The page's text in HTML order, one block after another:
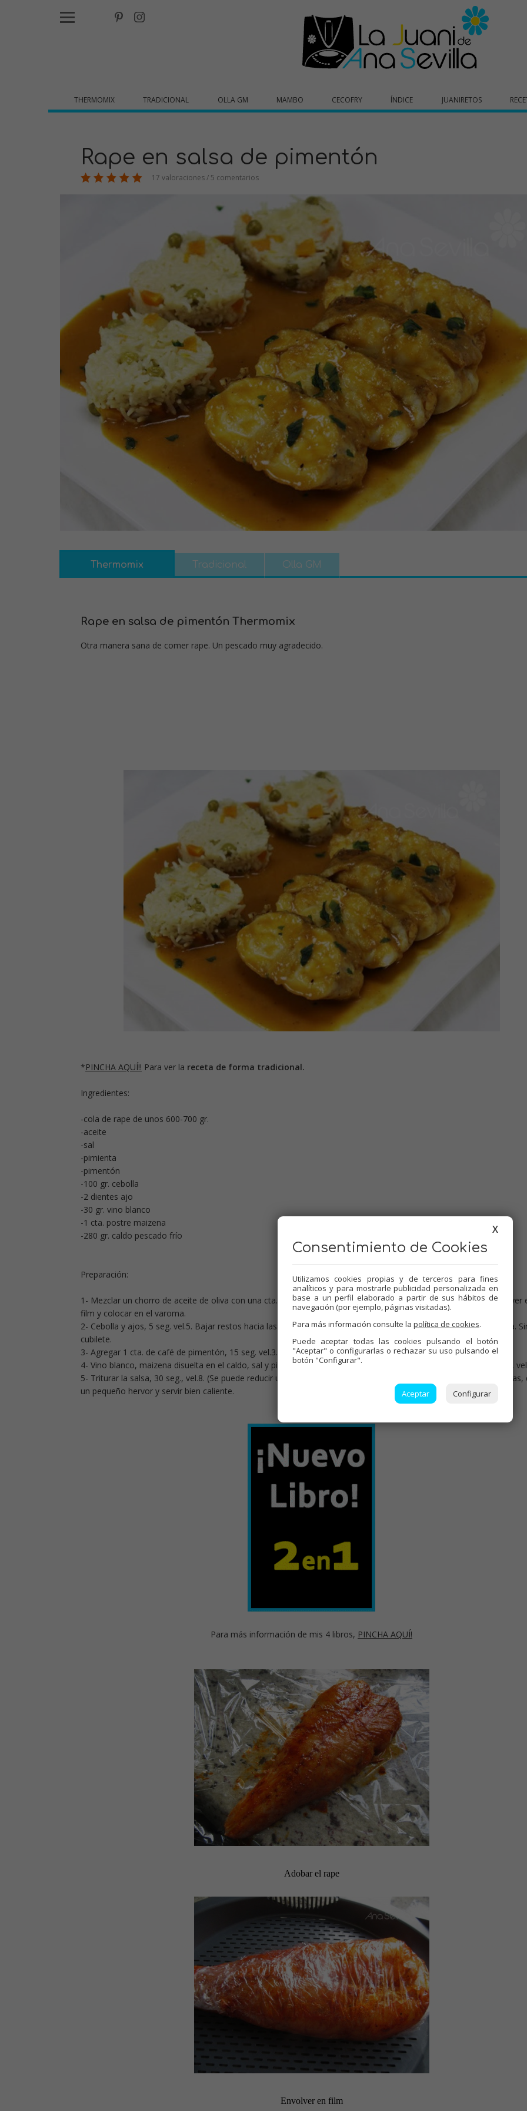
THERMOMIX TRADICIONAL OLLA GM MAMBO CECOFRY ÍNDICE JUANIRETOS
Rape en salsa de pimentón
17 valoraciones / 5 comentarios
Thermomix Tradicional Olla GM
Rape en salsa de pimentón Thermomix
Otra manera sana de comer rape. Un pescado muy agradecido.
*PINCHA AQUÍ!! Para ver la receta de forma tradicional.
Ingredientes:
-cola de rape de unos 600-700 gr.
-aceite
-sal
-pimienta
-pimentón
-100 gr. cebolla
-2 dientes ajo
-30 gr. vino blanco
-1 cta. postre maizena
-280 gr. caldo pescado frío
Preparación:
1- Mezclar un chorro de aceite de oliva con una cta. pimentón, sal y pimienta. Embadurnar bien el pescado. Envolver
film y colocar en el varoma.
2- Cebolla y ajos, 5 seg. vel.5. Bajar restos hacia las cuchillas, añadir 30 aceite, pochar 8 min. Varoma, vel. cuchara.
cubilete.
3- Agregar 1 cta. de café de pimentón, 15 seg. vel.3. Sin temperatura.
4- Vino blanco, maizena disuelta en el caldo, sal y pimienta, colocar el varoma en su posición, 18-20 min. Varoma,
5- Triturar la salsa, 30 seg., vel.8. (Se puede reducir un poco en temp. varoma sin cubilete). Cortar el rape en rodajas,
un pequeño hervor y servir bien caliente.
Para más información de mis 4 libros, PINCHA AQUÍ!
Adobar el rape
Envolver en film
X
Consentimiento de Cookies
Utilizamos cookies propias y de terceros para fines
analíticos y para mostrarle publicidad personalizada en
base a un perfil elaborado a partir de sus hábitos de
navegación (por ejemplo, páginas visitadas).
Para más información consulte la política de cookies.
Puede aceptar todas las cookies pulsando el botón
"Aceptar" o configurarlas o rechazar su uso pulsando el
botón "Configurar".
Aceptar Configurar